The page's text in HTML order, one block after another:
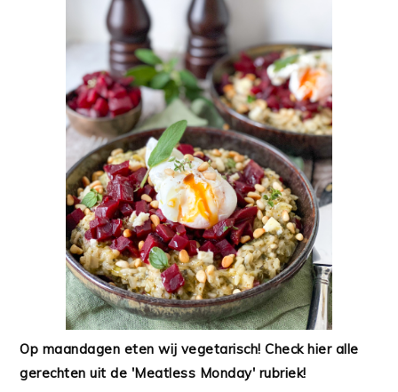
Op maandagen eten wij vegetarisch! Check hier alle
gerechten uit de 'Meatless Monday' rubriek!